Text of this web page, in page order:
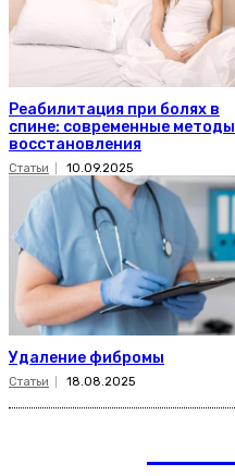
Реабилитация при болях в
спине: современные методы
восстановления
Статьи 10.09.2025
Удаление фибромы
Статьи 18.08.2025